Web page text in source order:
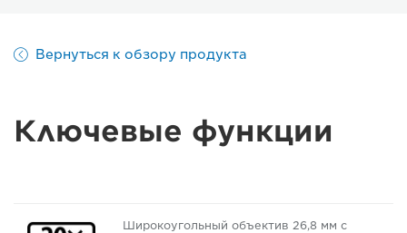
Вернуться к обзору продукта
Ключевые функции
Широкоугольный объектив 26,8 мм с